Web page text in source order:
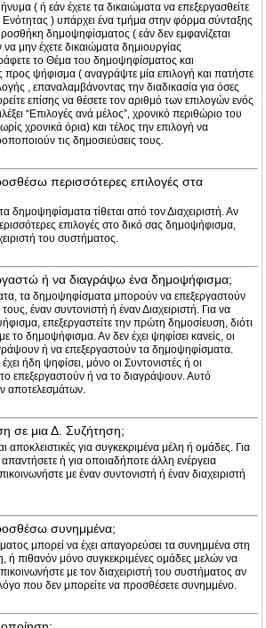
( ή εάν έχετε τα δικαιώματα να επεξεργασθείτε
) υπάρχει ένα τμήμα στην φόρμα σύνταξης
δημοψηφίσματος ( εάν δεν εμφανίζεται
μην έχετε δικαιώματα δημιουργίας
το Θέμα του δημοψηφίσματος και
προς ψήφισμα ( αναγράψτε μία επιλογή και πατήστε
, επαναλαμβάνοντας την διαδικασία για όσες
επίσης να θέσετε τον αριθμό των επιλογών ενός
“Επιλογές ανά μέλος”, χρονικό περιθώριο του
χρονικά όρια) και τέλος την επιλογή να
τις δημοσιεύσεις τους.
περισσότερες επιλογές στα
δημοψηφίσματα τίθεται από τον Διαχειριστή. Αν
επιλογές στο δικό σας δημοψήφισμα,
του συστήματος.
ή να διαγράψω ένα δημοψήφισμα;
τα δημοψηφίσματα μπορούν να επεξεργαστούν
έναν συντονιστή ή έναν Διαχειριστή. Για να
επεξεργαστείτε την πρώτη δημοσίευση, διότι
το δημοψήφισμα. Αν δεν έχει ψηφίσει κανείς, οι
ή να επεξεργαστούν τα δημοψηφίσματα.
ήδη ψηφίσει, μόνο οι Συντονιστές ή οι
επεξεργαστούν ή να το διαγράψουν. Αυτό
αποτελεσμάτων.
σε μια Δ. Συζήτηση;
αποκλειστικές για συγκεκριμένα μέλη ή ομάδες. Για
απαντήσετε ή για οποιαδήποτε άλλη ενέργεια
με έναν συντονιστή ή έναν διαχειριστή
συνημμένα;
μπορεί να έχει απαγορεύσει τα συνημμένα στη
ή πιθανόν μόνο συγκεκριμένες ομάδες μελών να
με τον διαχειριστή του συστήματος αν
λόγο που δεν μπορείτε να προσθέσετε συνημμένο.